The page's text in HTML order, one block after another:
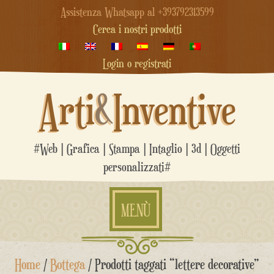
Assistenza Whatsapp al +393792313599
Cerca i nostri prodotti
Login o registrati
Arti&Inventive
#Web | Grafica | Stampa | Intaglio | 3d | Oggetti
personalizzati#
MENÙ
Salta
Home /Bottega/ Prodotti taggati “lettere decorative”